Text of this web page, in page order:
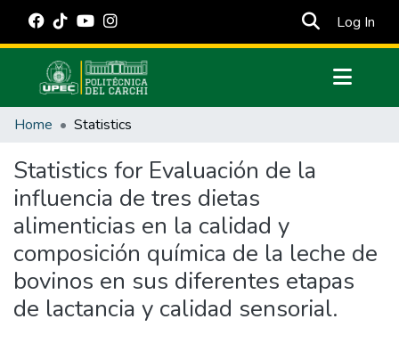
Log In
Communities & Collections
Estadísticas Externas
Manuales
Home Statistics
Statistics for Evaluación de la
influencia de tres dietas
alimenticias en la calidad y
composición química de la leche de
bovinos en sus diferentes etapas
de lactancia y calidad sensorial.